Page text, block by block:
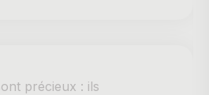
précieux : ils